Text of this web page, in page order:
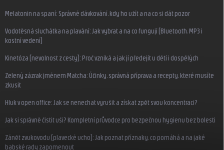
Melatonin na spaní: Správné dávkování, kdy ho užít a na co si dát pozor
Vodotěsná sluchátka na plavání: Jak vybrat a na co fungují (Bluetooth, MP3 i
kostní vedení)
Kinetóza (nevolnost z cesty): Proč vzniká a jak jí předejít u dětí i dospělých
Zelený zázrak jménem Matcha: Účinky, správná příprava a recepty, které musíte
zkusit
Hluk v open office: Jak se nenechat vyrušit a získat zpět svou koncentraci?
Jak si správně čistit uši? Kompletní průvodce pro bezpečnou hygienu bez bolesti
Zánět zvukovodu (plavecké ucho): Jak poznat příznaky, co pomáhá a na jaké
babské rady zapomenout